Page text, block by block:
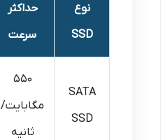
نوع
SSD
حداکثر
سرعت
SATA
SSD
۵۵۰
مگابایت/
ثانیه